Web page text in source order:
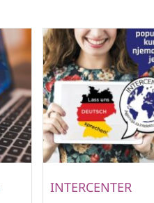
INTERCENTER